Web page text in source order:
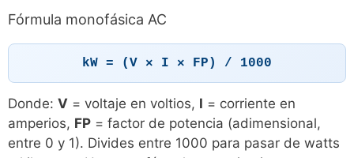
Fórmula monofásica AC
kW = (V × I × FP) / 1000
Donde: V = voltaje en voltios, I = corriente en
amperios, FP = factor de potencia (adimensional,
entre 0 y 1). Divides entre 1000 para pasar de watts